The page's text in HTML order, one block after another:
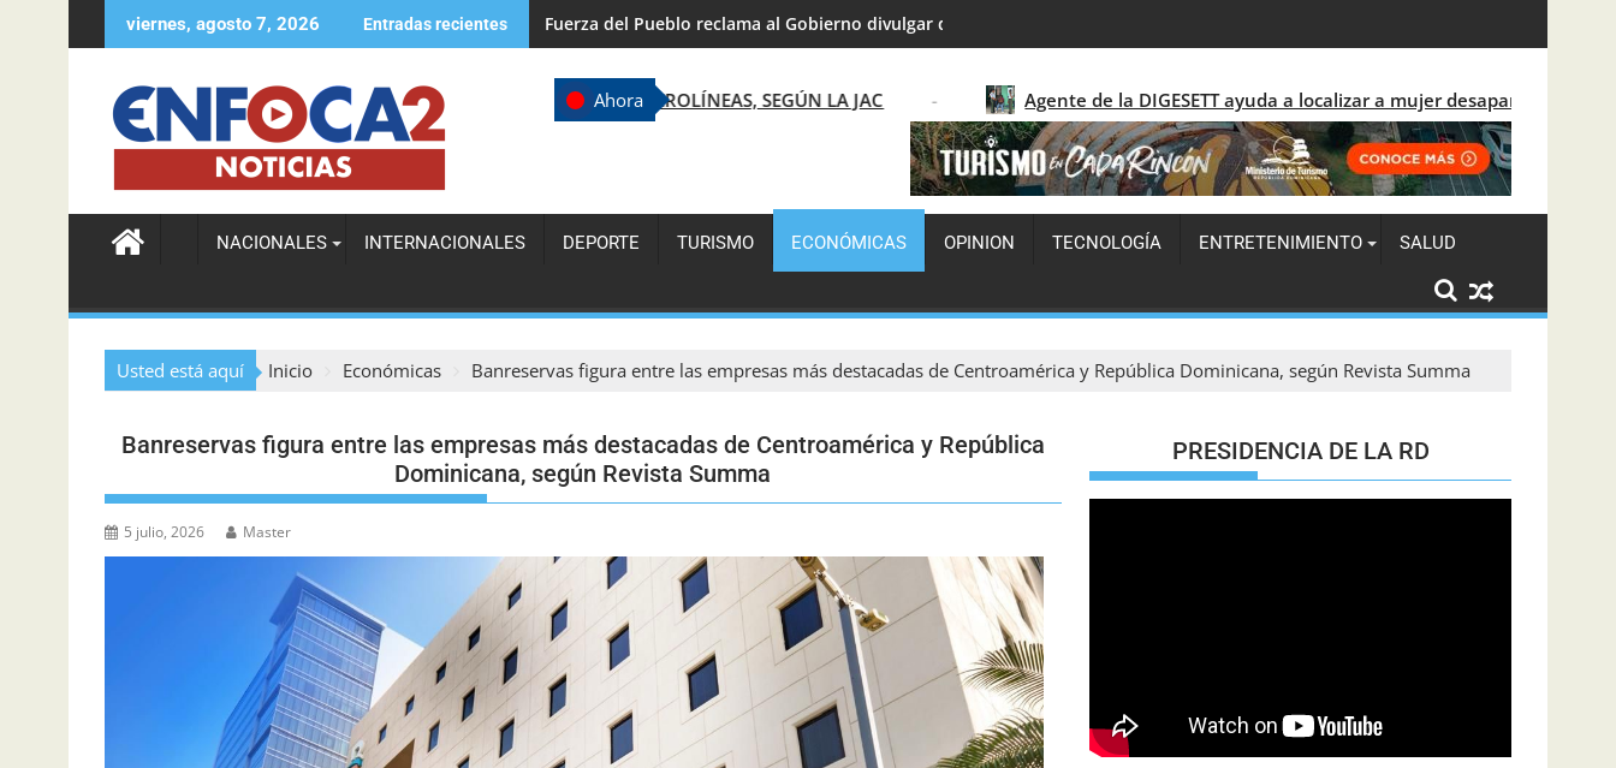
viernes, agosto 7, 2026 Entradas recientes Fuerza del Pueblo reclama al Gobierno divulgar detalles de obras en Los Jardines del Norte y su impacto ambiental
Ahora
DOMINICANA AFRONTA RETOS TRAS CAMBIOS DE AEROLÍNEAS, SEGÚN LA JAC Agente de la DIGESETT ayuda a localizar a mujer desaparecida tras reconocerla
NACIONALES INTERNACIONALES DEPORTE TURISMO ECONÓMICAS OPINION TECNOLOGÍA ENTRETENIMIENTO SALUD
Usted está aquí Inicio Económicas Banreservas figura entre las empresas más destacadas de Centroamérica y República Dominicana, según Revista Summa
Banreservas figura entre las empresas más destacadas de Centroamérica y República
Dominicana, según Revista Summa
5 julio, 2026 Master
PRESIDENCIA DE LA RD